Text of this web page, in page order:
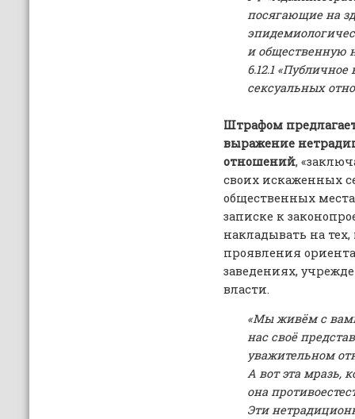
посягающие на
и общественную
6.12.1
сексуальных
Штрафом
выражение
отношений,
своих искаженных
общественных
записке к
накладывать на
проявления
заведениях,
власти.
«Мы живём с
нас своё
уважительном
А вот эта мразь,
она
Эти